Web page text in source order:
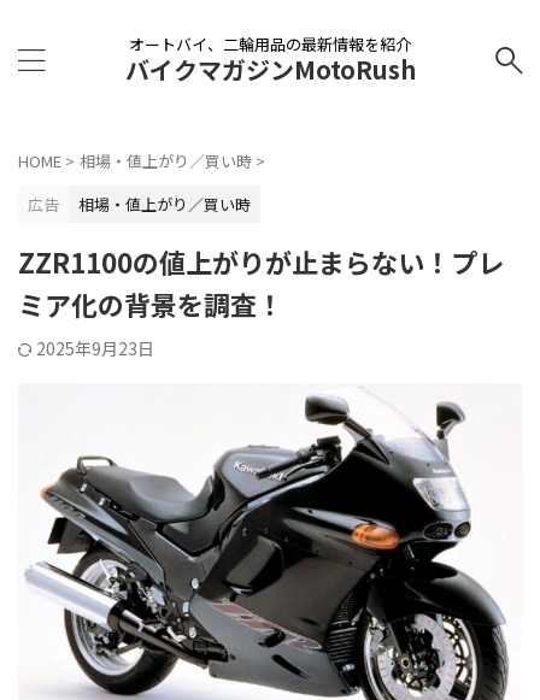
オートバイ、二輪用品の最新情報を紹介
バイクマガジンMotoRush
HOME > 相場・値上がり／買い時 >
広告
相場・値上がり／買い時
ZZR1100の値上がりが止まらない！プレ
ミア化の背景を調査！
2025年9月23日